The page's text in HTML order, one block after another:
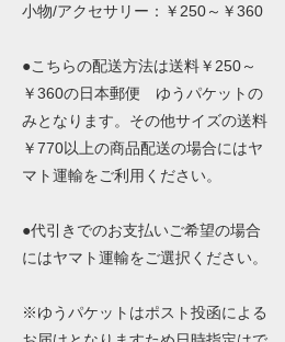
小物/アクセサリー：￥250～￥360
●こちらの配送方法は送料￥250～
￥360の日本郵便 ゆうパケットの
みとなります。その他サイズの送料
￥770以上の商品配送の場合にはヤ
マト運輸をご利用ください。
●代引きでのお支払いご希望の場合
にはヤマト運輸をご選択ください。
※ゆうパケットはポスト投函による